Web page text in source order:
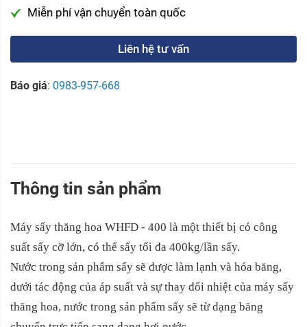
Miễn phí vận chuyển toàn quốc
Liên hệ tư vấn
Báo giá: 0983-957-668
Thông tin sản phẩm
Máy sấy thăng hoa WHFD - 400 là một thiết bị có công
suất sấy cỡ lớn, có thể sấy tối đa 400kg/lần sấy.
Nước trong sản phẩm sấy sẽ được làm lạnh và hóa băng,
dưới tác động của áp suất và sự thay đổi nhiệt của máy sấy
thăng hoa, nước trong sản phẩm sấy sẽ từ dạng băng